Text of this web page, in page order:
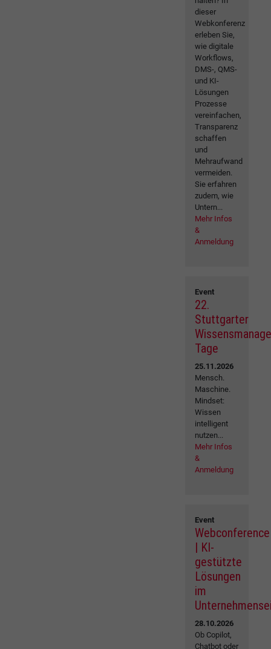
dieser
Webkonferenz
erleben Sie,
wie digitale
Workflows,
DMS-, QMS-
und KI-
Lösungen
Prozesse
vereinfachen,
Transparenz
schaffen
und
Mehraufwand
vermeiden.
Sie erfahren
zudem, wie
Untern...
Mehr Infos
&
Anmeldung
Event
22.
Stuttgarter
Tage
25.11.2026
Mensch.
Maschine.
Mindset:
Wissen
intelligent
nutzen...
Mehr Infos
&
Anmeldung
Event
Webconference
| KI-
gestützte
Lösungen
im
28.10.2026
Ob Copilot,
Chatbot oder